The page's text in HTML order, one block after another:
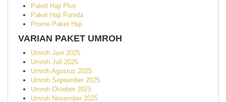
Paket Haji Plus
Paket Haji Furoda
Promo Paket Haji
VARIAN PAKET UMROH
Umroh Juni 2025
Umroh Juli 2025
Umroh Agustus 2025
Umroh September 2025
Umroh Oktober 2025
Umroh November 2025